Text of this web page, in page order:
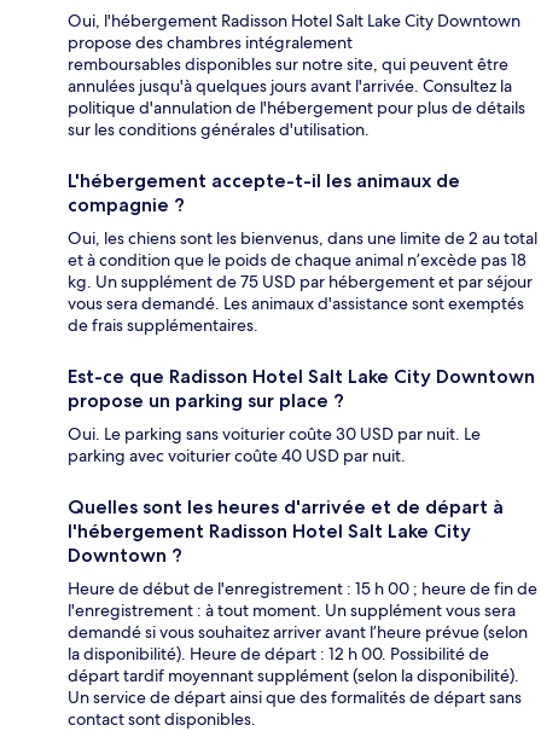
Oui, l'hébergement Radisson Hotel Salt Lake City Downtown
propose des chambres intégralement
remboursables disponibles sur notre site, qui peuvent être
annulées jusqu'à quelques jours avant l'arrivée. Consultez la
politique d'annulation de l'hébergement pour plus de détails
sur les conditions générales d'utilisation.
L'hébergement accepte-t-il les animaux de
compagnie ?
Oui, les chiens sont les bienvenus, dans une limite de 2 au total
et à condition que le poids de chaque animal n’excède pas 18
kg. Un supplément de 75 USD par hébergement et par séjour
vous sera demandé. Les animaux d'assistance sont exemptés
de frais supplémentaires.
Est-ce que Radisson Hotel Salt Lake City Downtown
propose un parking sur place ?
Oui. Le parking sans voiturier coûte 30 USD par nuit. Le
parking avec voiturier coûte 40 USD par nuit.
Quelles sont les heures d'arrivée et de départ à
l'hébergement Radisson Hotel Salt Lake City
Downtown ?
Heure de début de l'enregistrement : 15 h 00 ; heure de fin de
l'enregistrement : à tout moment. Un supplément vous sera
demandé si vous souhaitez arriver avant l’heure prévue (selon
la disponibilité). Heure de départ : 12 h 00. Possibilité de
départ tardif moyennant supplément (selon la disponibilité).
Un service de départ ainsi que des formalités de départ sans
contact sont disponibles.